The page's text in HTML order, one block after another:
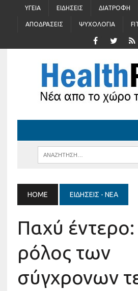
ΥΓΕΊΑ ΕΙΔΉΣΕΙΣ ΔΙΑΤΡΟΦΉ
ΑΠΟΔΡΆΣΕΙΣ ΨΥΧΟΛΟΓΊΑ
HOME ΕΙΔΉΣΕΙΣ - ΝΈΑ
Παχύ
ρόλος των
σύγχρονων